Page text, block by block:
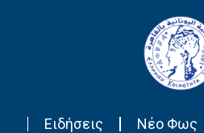
Ειδήσεις Νέο Φως